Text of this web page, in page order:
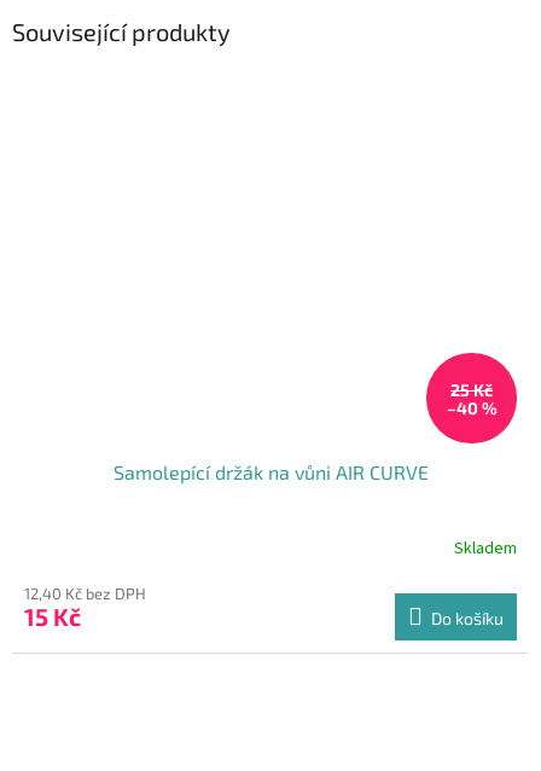
Související produkty
25 Kč
–40 %
Samolepící držák na vůni AIR CURVE
Skladem
12,40 Kč bez DPH
15 Kč Do košíku